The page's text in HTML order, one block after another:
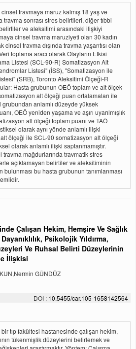
cinsel travmaya maruz kalmış 18 yaş ve
travma sonrası stres belirtileri, diğer tıbbi
ve aleksitimi arasındaki ilişkiyi
cinsel travma maruziyeti olan 30 kadın
travma dışında travma yaşantısı olan
toplama aracı olarak Olayların Etkisi
Listesi (SCL-90-R) Somatizasyon Alt
Listesi" (İSS), "Somatizasyon ile
(SRB), Toronto Aleksitimi Ölçeği-R
Hasta grubunun OEÖ toplam ve alt ölçek
alt ölçeği puan ortalamaları ile
grubundan anlamlı düzeyde yüksek
OEÖ yeniden yaşama ve aşırı uyarılmışlık
alt ölçeği toplam puanı ve TAÖ
olarak aynı yönde anlamlı ilişki
ölçeği ile SCL-90 somatizasyon alt ölçeği
olarak anlamlı ilişki saptanmamıştır.
travma mağdurlarında travmatik stres
açıklamayan belirtiler ve aleksitiminin
bu hasta grubunun tanımlanması
Çalışan Hekim, Hemşire Ve Sağlık
Psikolojik Yıldırma,
Ve Ruhsal Belirti Düzeylerinin
İlişkisi
GÜNDÜZ
DOI : 10.5455/car.105-1658142564
bir tıp fakültesi hastanesinde çalışan hekim,
tükenmişlik düzeylerini belirlemek ve